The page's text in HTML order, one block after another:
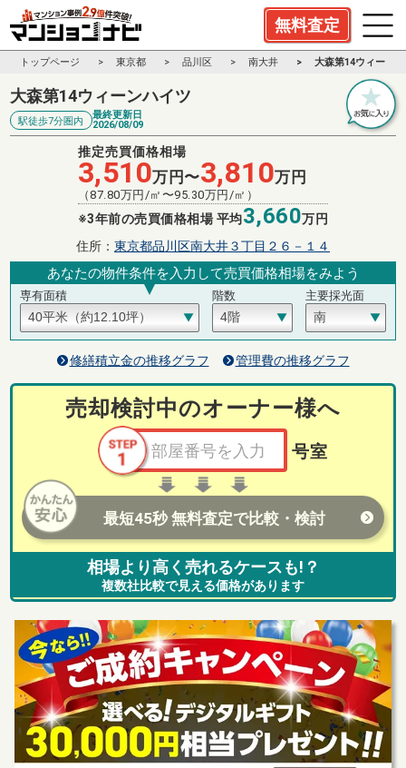
無料査定
トップページ 東京都 品川区 南大井 大森第14ウィーン
大森第14ウィーンハイツ
駅徒歩7分圏内
最終更新日
2026/08/09
推定売買価格相場
3,510万円〜3,810万円
（87.80万円/㎡〜95.30万円/㎡）
※3年前の売買価格相場 平均3,660万円
住所： 東京都品川区南大井３丁目２６－１４
あなたの物件条件を入力して売買価格相場をみよう
専有面積 階数 主要採光面
修繕積立金の推移グラフ 管理費の推移グラフ
売却検討中のオーナー様へ
号室
最短45秒 無料査定で比較・検討
相場より高く売れるケースも!？
複数社比較で見える価格があります